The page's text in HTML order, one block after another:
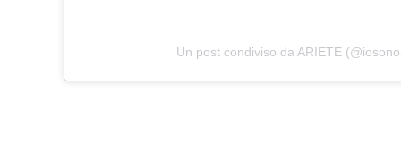
Un post condiviso da ARIETE